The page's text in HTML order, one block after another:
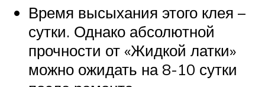
Время высыхания этого клея –
сутки. Однако абсолютной
прочности от «Жидкой латки»
можно ожидать на 8-10 сутки